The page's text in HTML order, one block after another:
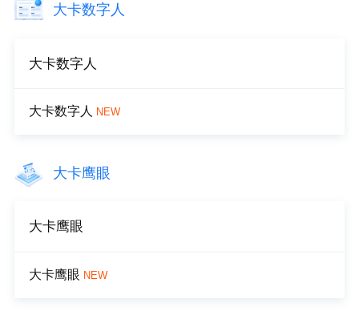
大卡数字人
大卡数字人
大卡数字人 NEW
大卡鹰眼
大卡鹰眼
大卡鹰眼 NEW